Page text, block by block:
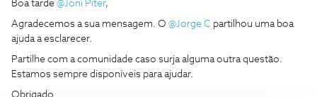
Boa tarde @Joni Piter,
Agradecemos a sua mensagem. O @Jorge C partilhou uma boa
ajuda a esclarecer.
Partilhe com a comunidade caso surja alguma outra questão.
Estamos sempre disponíveis para ajudar.
Obrigado